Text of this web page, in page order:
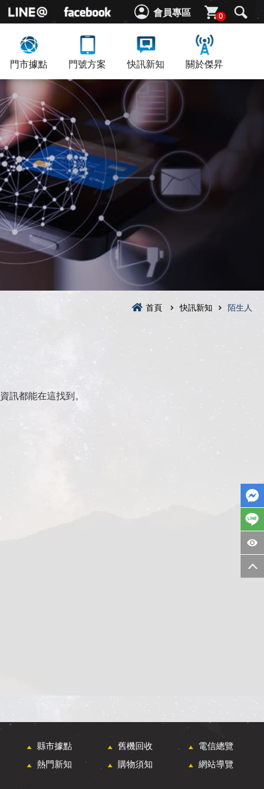
會員專區 0
門市據點 門號方案 快訊新知 關於傑昇
首頁 快訊新知 陌生人
資訊都能在這找到。
縣市據點 舊機回收
電信總覽
熱門新知 購物須知 網站導覽